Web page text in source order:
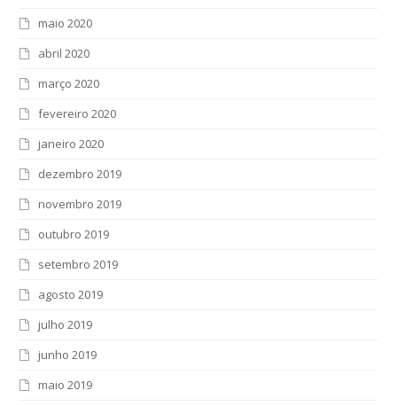
maio 2020
abril 2020
março 2020
fevereiro 2020
janeiro 2020
dezembro 2019
novembro 2019
outubro 2019
setembro 2019
agosto 2019
julho 2019
junho 2019
maio 2019